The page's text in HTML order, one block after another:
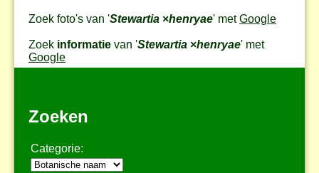
Zoek foto's van 'Stewartia ×henryae' metGoogle
Zoek informatie van 'Stewartia ×henryae' met
Google
Zoeken
Categorie: